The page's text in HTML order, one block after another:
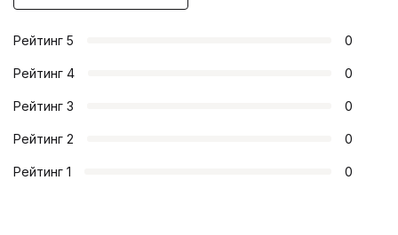
Рейтинг 5 0
Рейтинг 4 0
Рейтинг 3 0
Рейтинг 2 0
Рейтинг 1 0